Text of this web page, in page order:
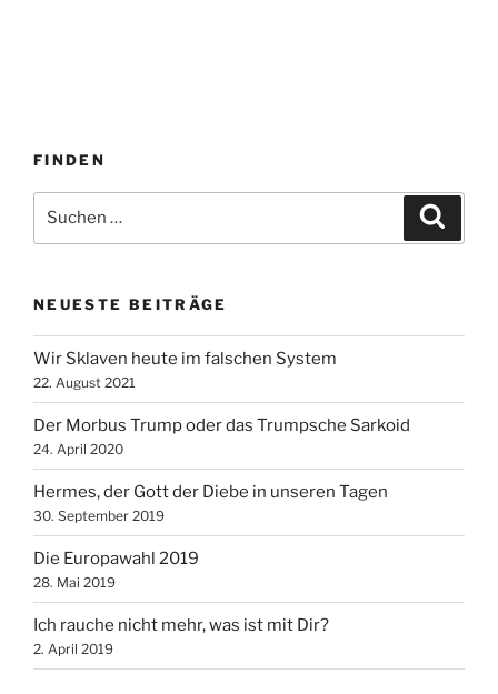
FINDEN
nach:
NEUESTE BEITRÄGE
Wir Sklaven heute im falschen System
22. August 2021
Der Morbus Trump oder das Trumpsche Sarkoid
24. April 2020
Hermes, der Gott der Diebe in unseren Tagen
30. September 2019
Die Europawahl 2019
28. Mai 2019
Ich rauche nicht mehr, was ist mit Dir?
2. April 2019